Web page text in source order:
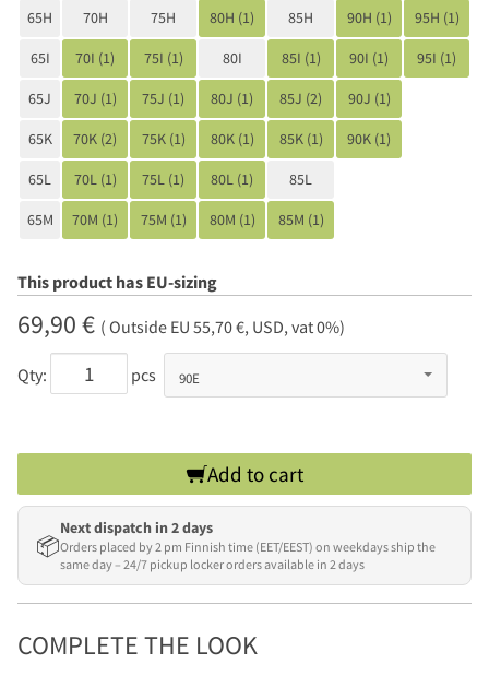
65H 70H 75H 80H (1) 85H 90H (1) 95H (1)
65I 70I (1) 75I (1) 80I 85I (1) 90I (1) 95I (1)
65J 70J (1) 75J (1) 80J (1) 85J (2) 90J (1)
65K 70K (2) 75K (1) 80K (1) 85K (1) 90K (1)
65L 70L (1) 75L (1) 80L (1) 85L
65M 70M (1) 75M (1) 80M (1) 85M (1)
This product has EU-sizing
69,90 € ( Outside EU 55,70 €, USD, vat 0%)
Qty: pcs
Add to cart
📦
Next dispatch in 2 days
Orders placed by 2 pm Finnish time (EET/EEST) on weekdays ship the
same day – 24/7 pickup locker orders available in 2 days
COMPLETE THE LOOK